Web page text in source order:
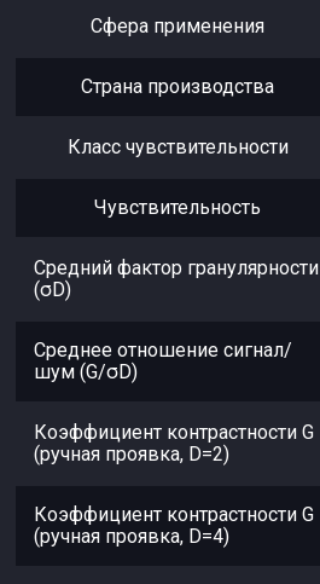
Сфера применения
Страна производства
Класс чувствительности
Чувствительность
Средний фактор гранулярности
(σD)
Среднее отношение сигнал/
шум (G/σD)
Коэффициент контрастности G
(ручная проявка, D=2)
Коэффициент контрастности G
(ручная проявка, D=4)